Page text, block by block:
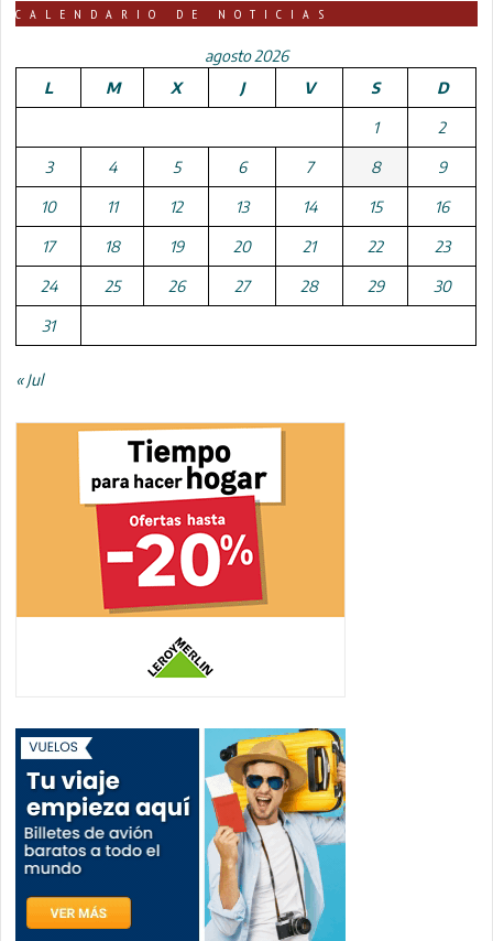
CALENDARIO DE NOTICIAS
agosto 2026
L
M X J V S D
1 2
3 4 5 6 7 8 9
10 11 12 13 14 15 16
17 18 19 20 21 22 23
24 25 26 27 28 29 30
31
« Jul